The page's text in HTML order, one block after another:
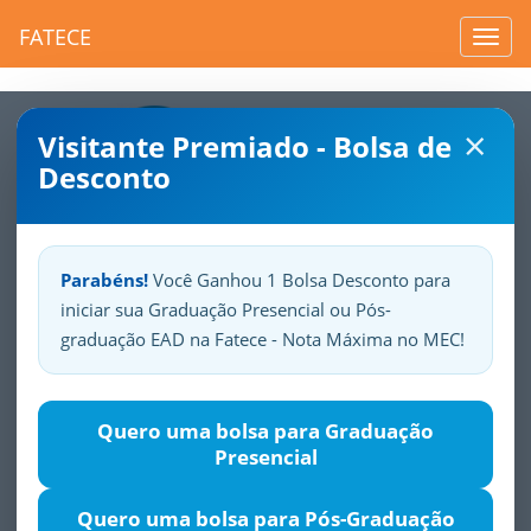
FATECE
×
Visitante Premiado - Bolsa de
Desconto
Parabéns! Você Ganhou 1 Bolsa Desconto para
iniciar sua Graduação Presencial ou Pós-
graduação EAD na Fatece - Nota Máxima no MEC!
Quero uma bolsa para Graduação
Presencial
Quero uma bolsa para Pós-Graduação
SuaFatece.Seuorgulho.
Alfabetização e Letramento
Objetivos Público-alvo
Um dos maiores desafios do sistema educacional